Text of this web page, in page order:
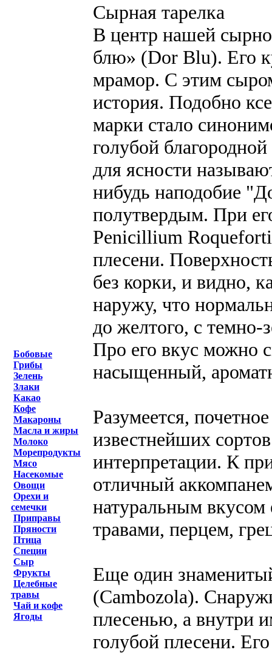
Бобовые
Грибы
Зелень
Злаки
Какао
Кофе
Макароны
Масла и жиры
Молоко
Морепродукты
Мясо
Насекомые
Овощи
Орехи и
семечки
Приправы
Пряности
Птица
Специи
Сыр
Фрукты
Целебные
травы
Чай и кофе
Ягоды
Сырная тарелка
В центр нашей
блю» (Dor Blu). Его
мрамор. С этим
история. Подобно
марки стало
голубой
для ясности
нибудь наподобие
полутвердым. При
Penicillium Roqueforti
плесени.
без корки, и видно,
наружу, что
до желтого, с
Про его вкус можно
насыщенный,
Разумеется,
известнейших
интерпретации. К
отличный
натуральным
травами, перцем,
Еще один
(Cambozola).
плесенью, а внутри
голубой плесени.